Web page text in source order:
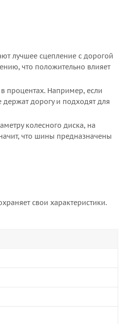
лучшее сцепление с дорогой
что положительно влияет
процентах. Например, если
дорогу и подходят для
колесного диска, на
что шины предназначены
свои характеристики.